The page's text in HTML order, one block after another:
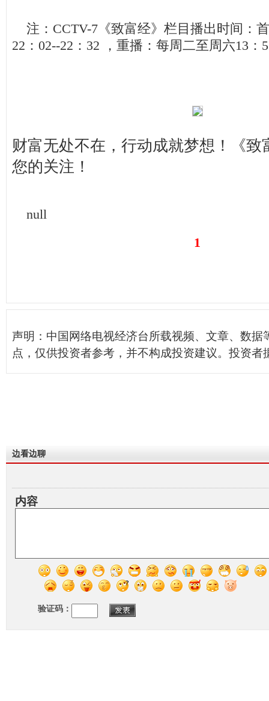
注：CCTV-7《致富经》栏目播出时间：
22：02--22：32 ，重播：每周二至周六13
财富无处不在，行动成就梦想！《致
您的关注！
null
1
声明：中国网络电视经济台所载视频、文章、数据
点，仅供投资者参考，并不构成投资建议。投资者
边看边聊
内容
验证码：